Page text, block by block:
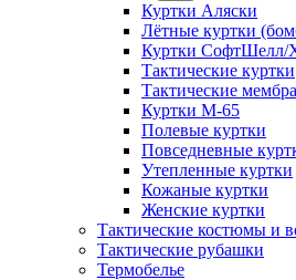
Куртки Аляски
Лётные куртки
Куртки СофтШелл/
Тактические куртки
Тактические
Куртки М-65
Полевые куртки
Повседневные
Утепленные куртки
Кожаные куртки
Женские куртки
Тактические костюмы и
Тактические рубашки
Термобелье